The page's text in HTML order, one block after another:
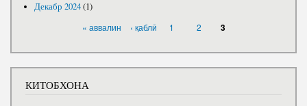
Декабр 2024(1)
« аввалин ‹ қаблӣ 1 2 3
КИТОБХОНА